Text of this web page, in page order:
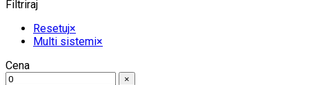
Filtriraj
Resetuj×
Multi sistemi×
Cena
×